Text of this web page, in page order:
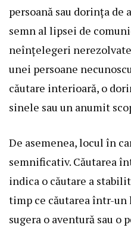
persoană sau dorința de
semn al lipsei de
neînțelegeri
unei persoane
căutare interioară, o
sinele sau un anumit
De asemenea, locul în
semnificativ. Căutarea
indica o căutare a
timp ce căutarea într-un
sugera o aventură sau